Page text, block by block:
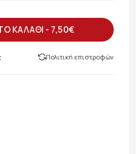
ΚΑΛΑΘΙ - 7,50€
Πολιτική επιστροφών